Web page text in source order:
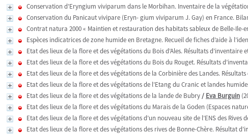
Conservation d’Eryngium viviparum dans le Morbihan. Inventaire de la
Conservation du Panicaut vivipare (Eryn- gium viviparum J. Gay) en France.
Contrat natura 2000 « Maintien et restauration des habitats sableux de Belle-
Espèces indicatrices de zone humide en Bretagne. Recueil de fiches d’aide à
Etat des lieux de la flore et des végétations du Bois d’Ales. Résultats d’inventaire
Etat des lieux de la flore et des végétations du Bois du Rouget. Résultats
Etat des lieux de la flore et des végétations de la Corbinière des Landes.
Etat des lieux de la flore et des végétations de l’Etang du Cranic et landes
Etat des lieux de la flore et des végétations de la lande de Bubry/ Eva Burguin
Etat des lieux de la flore et des végétations du Marais de la Goden (Espaces
Etat des lieux de la flore et des végétations d’un nouveau site de l’ENS des
Etat des lieux de la flore et des végétations des rives de Bonne-Chère. Résultat